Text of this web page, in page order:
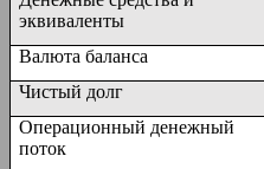
эквиваленты
Валюта баланса
Чистый долг
Операционный денежный
поток